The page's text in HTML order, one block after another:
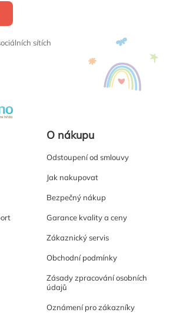
sítích
O nákupu
Odstoupení od smlouvy
Jak nakupovat
Bezpečný nákup
Garance kvality a ceny
Zákaznický servis
Obchodní podmínky
Zásady zpracování osobních
údajů
Oznámení pro zákazníky